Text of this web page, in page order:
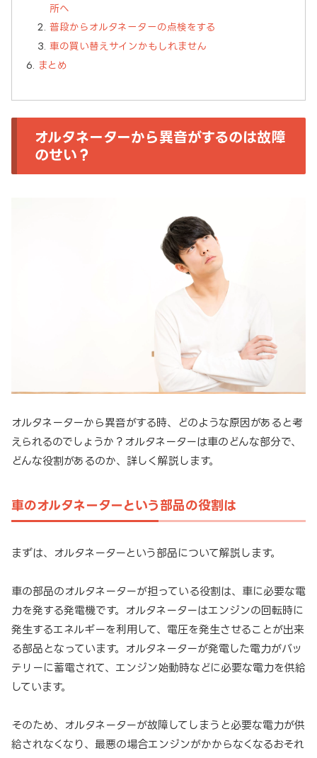
所へ
普段からオルタネーターの点検をする
車の買い替えサインかもしれません
まとめ
オルタネーターから異音がするのは故障
のせい？
オルタネーターから異音がする時、どのような原因があると考
えられるのでしょうか？オルタネーターは車のどんな部分で、
どんな役割があるのか、詳しく解説します。
車のオルタネーターという部品の役割は
まずは、オルタネーターという部品について解説します。
車の部品のオルタネーターが担っている役割は、車に必要な電
力を発する発電機です。オルタネーターはエンジンの回転時に
発生するエネルギーを利用して、電圧を発生させることが出来
る部品となっています。オルタネーターが発電した電力がバッ
テリーに蓄電されて、エンジン始動時などに必要な電力を供給
しています。
そのため、オルタネーターが故障してしまうと必要な電力が供
給されなくなり、最悪の場合エンジンがかからなくなるおそれ